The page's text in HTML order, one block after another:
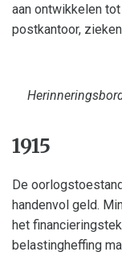
aan ontwikkelen
postkantoor,
1915
De
handenvol geld.
het
belastingheffing